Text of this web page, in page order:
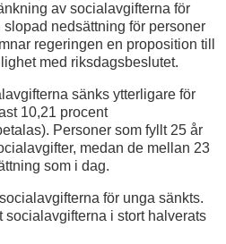
av socialavgifterna för
nedsättning för personer
regeringen en proposition till
med riksdagsbeslutet.
sänks ytterligare för
10,21 procent
Personer som fyllt 25 år
medan de mellan 23
som i dag.
för unga sänkts.
socialavgifterna i stort halverats